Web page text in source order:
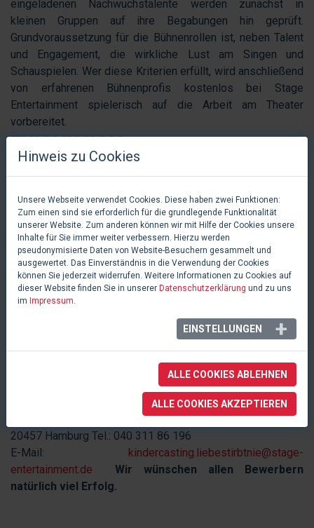
eingeladenen Nachwuchstalente werden zunächst in
kleinen Gruppen auf ihre Begabungen hin geprüft.
Grundvoraussetzung für die Bühnenrollen ist, neben Talent
und Engagement, die wirkliche Lust am Singen und
Schauspielen. Wer diese Kriterien erfüllt, wird anschließend
von erfahrenen Bühnenprofis kostenlos bei Stage
Entertainment spielerisch auf die Arbeit am Theater
vorbereitet.
ZUM MUSICAL
MeisterwerkDAS PHANTOM DER OPERendlich
fortgesetzt und feiert im Herbst 2015 in Hamburg seine
Deutschlandpremiere. In eindrucksvollen Bildern wird die
Geschichte der unvergänglichen Liebe des Phantoms zu
Christine weitererzählt.
JETZT BEWERBEN
Schriftliche Kurzbewerbung mit Angabe von Größe, Alter,
aktuellem Foto und bisherigen künstlerischen Erfahrungen
Stage Entertainment GmbH
Christoph Trauth – Kindercasting
Casting Associate LIEBE STIRBT NIE
20457 Hamburg Tel.: 040 311 86 196
E-Mail: kindercasting.liebestirbtnie@stage-
entertainment.de
Wir wünschen allen Bewerbern
natürlich viel Erfolg.
Hinweis zu Cookies
Unsere Webseite verwendet Cookies. Diese haben zwei Funktionen:
Zum einen sind sie erforderlich für die grundlegende Funktionalität
unserer Website. Zum anderen können wir mit Hilfe der Cookies unsere
Inhalte für Sie immer weiter verbessern. Hierzu werden
pseudonymisierte Daten von Website-Besuchern gesammelt und
ausgewertet. Das Einverständnis in die Verwendung der Cookies
können Sie jederzeit widerrufen. Weitere Informationen zu Cookies auf
dieser Website finden Sie in unserer Datenschutzerklärung und zu uns
im Impressum.
EINSTELLUNGEN
ALLE COOKIES ABLEHNEN
ALLE COOKIES AKZEPTIEREN